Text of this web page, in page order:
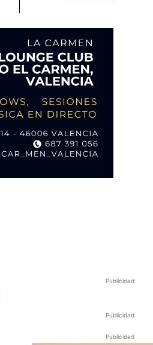
Publicidad
Publicidad
Publicidad